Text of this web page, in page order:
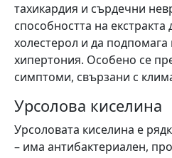
тахикардия и сърдечни
способността на
холестерол и да
хипертония. Особено се
симптоми, свързани с
Урсолова киселина
Урсоловата киселина е
– има антибактериален,